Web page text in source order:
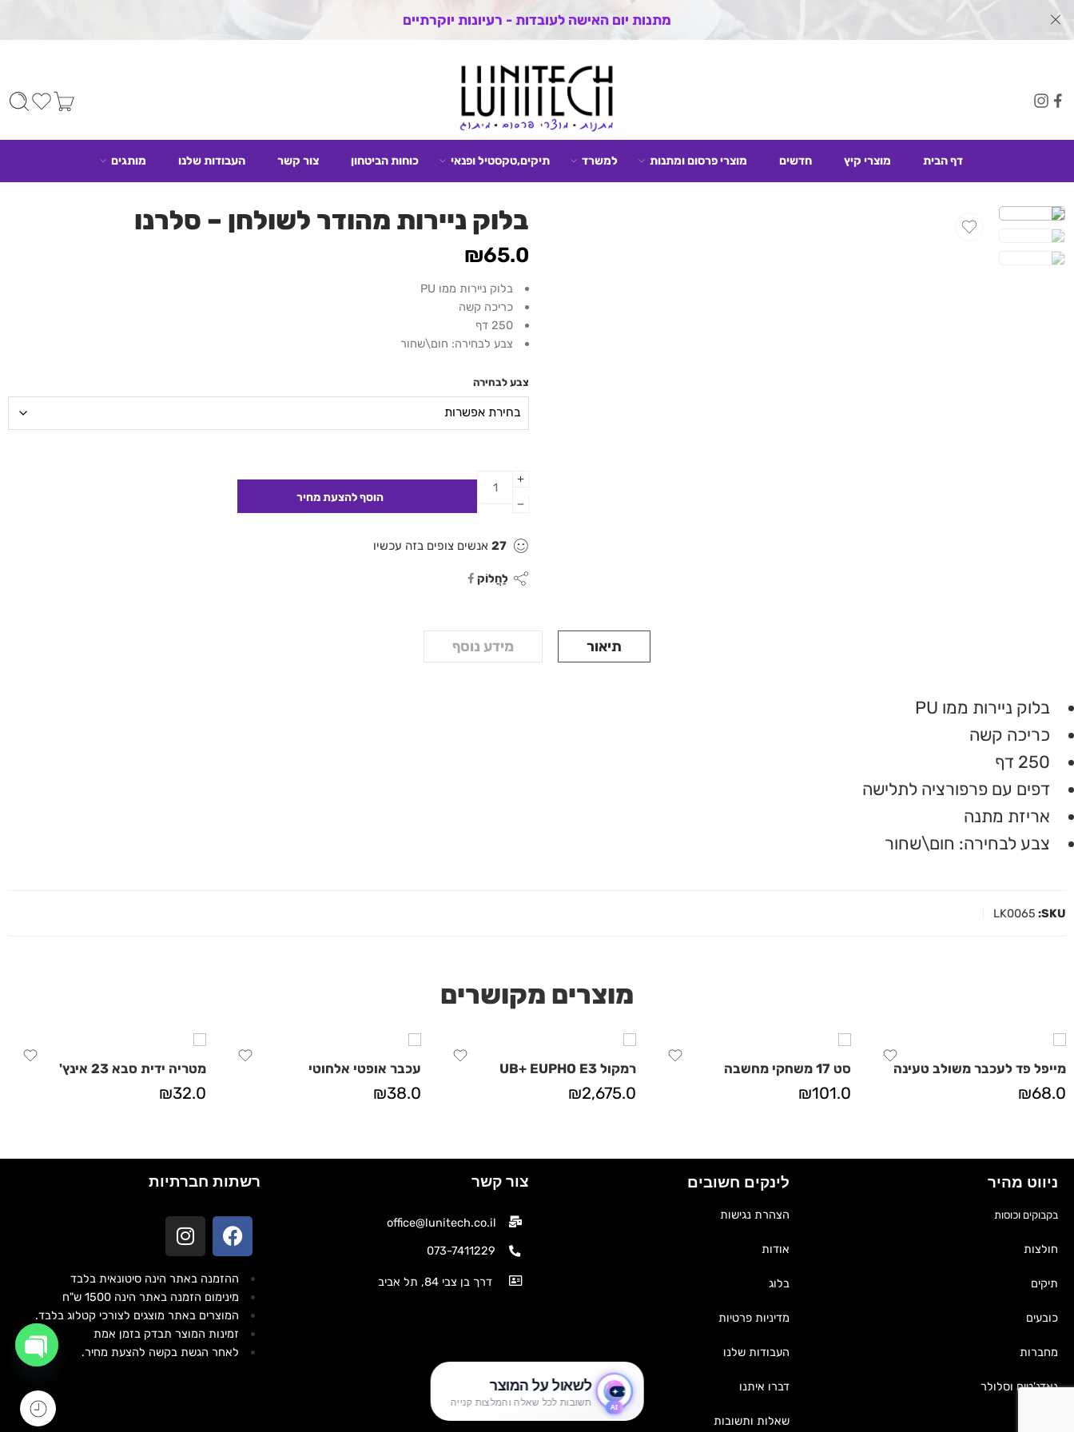
מתנות יום האישה לעובדות - רעיונות יוקרתיים
דף הבית מוצרי קיץ חדשים מוצרי פרסום ומתנות למשרד תיקים,טקסטיל ופנאי כוחות הביטחון צור קשר העבודות שלנו מותגים
בלוק ניירות מהודר לשולחן – סלרנו
₪65.0
בלוק ניירות ממו PU
כריכה קשה
250 דף
צבע לבחירה: חום\שחור
צבע לבחירה
27 אנשים צופים בזה עכשיו
לַחֲלוֹק
תיאור מידע נוסף
בלוק ניירות ממו PU
כריכה קשה
250 דף
דפים עם פרפורציה לתלישה
אריזת מתנה
צבע לבחירה: חום\שחור
SKU:
LK0065
מוצרים מקושרים
מייפל פד לעכבר משולב טעינה
₪68.0
סט 17 משחקי מחשבה
₪101.0
רמקול UB+ EUPHO E3
₪2,675.0
עכבר אופטי אלחוטי
₪38.0
מטריה ידית סבא 23 אינץ'
₪32.0
ניווט מהיר
בקבוקים וכוסות
חולצות
תיקים
כובעים
מחברות
גאדג'טים וסלולר
לינקים חשובים
הצהרת נגישות
אודות
בלוג
מדיניות פרטיות
העבודות שלנו
דברו איתנו
שאלות ותשובות
צור קשר
office@lunitech.co.il
073-7411229
דרך בן צבי 84, תל אביב
רשתות חברתיות
ההזמנה באתר הינה סיטונאית בלבד
מינימום הזמנה באתר הינה 1500 ש"ח
המוצרים באתר מוצגים לצורכי קטלוג בלבד.
זמינות המוצר תבדק בזמן אמת
לאחר הגשת בקשה להצעת מחיר.